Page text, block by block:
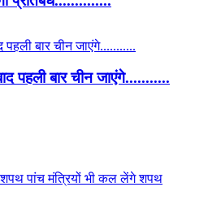
पहली बार चीन जाएंगे...........